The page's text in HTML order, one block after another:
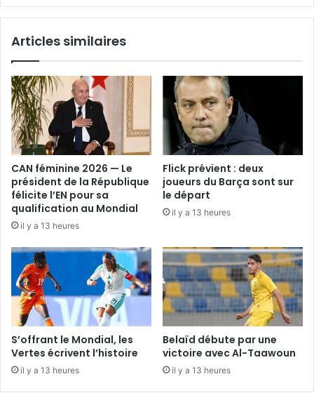
Articles similaires
CAN féminine 2026 — Le
président de la République
félicite l’EN pour sa
qualification au Mondial
il y a 13 heures
Flick prévient : deux
joueurs du Barça sont sur
le départ
il y a 13 heures
S’offrant le Mondial, les
Vertes écrivent l’histoire
il y a 13 heures
Belaïd débute par une
victoire avec Al-Taawoun
il y a 13 heures